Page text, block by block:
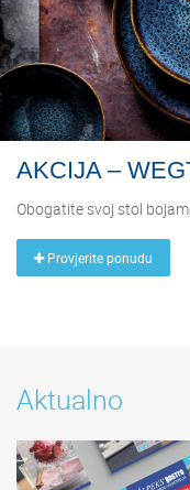
AKCIJA –
Obogatite svoj stol
Provjerite ponudu
Aktualno